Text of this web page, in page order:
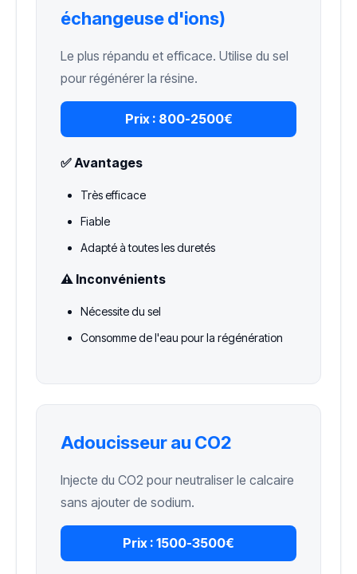
échangeuse d'ions)
Le plus répandu et efficace. Utilise du sel
pour régénérer la résine.
Prix : 800-2500€
✅ Avantages
Très efficace
Fiable
Adapté à toutes les duretés
⚠️ Inconvénients
Nécessite du sel
Consomme de l'eau pour la régénération
Adoucisseur au CO2
Injecte du CO2 pour neutraliser le calcaire
sans ajouter de sodium.
Prix : 1500-3500€